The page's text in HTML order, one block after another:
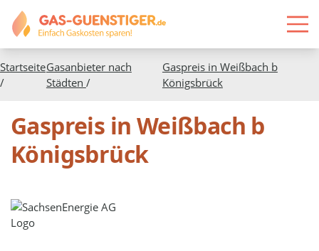
Startseite
/
Gasanbieter nach
Städten /
Gaspreis in Weißbach b
Königsbrück
Gaspreis in Weißbach b
Königsbrück